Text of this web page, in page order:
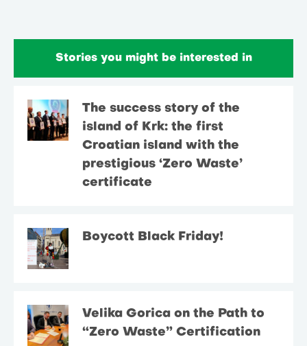
Stories you might be interested in
The success story of the
island of Krk: the first
Croatian island with the
prestigious ‘Zero Waste’
certificate
Boycott Black Friday!
Velika Gorica on the Path to
“Zero Waste” Certification